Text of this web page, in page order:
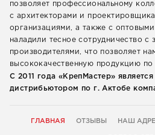
позволяет профессиональному
с архитекторами и
организациями, а также с
наладили тесное сотрудничество с
производителями, что позволяет
высококачественную продукцию по
С 2011 года «КрепМастер»
дистрибьютором по г. Актобе
ГЛАВНАЯ ОТЗЫВЫ НАШ